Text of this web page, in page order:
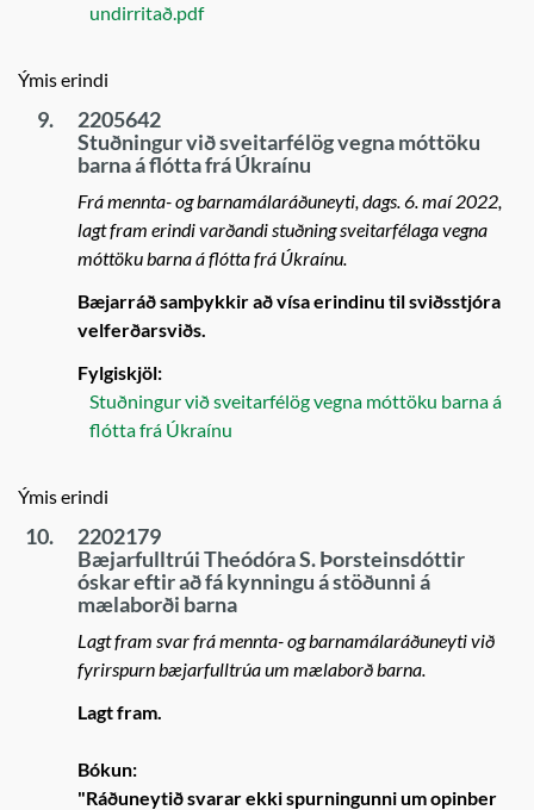
undirritað.pdf
Ýmis erindi
9.
2205642
Stuðningur við sveitarfélög vegna móttöku
barna á flótta frá Úkraínu
Frá mennta- og barnamálaráðuneyti, dags. 6. maí 2022,
lagt fram erindi varðandi stuðning sveitarfélaga vegna
móttöku barna á flótta frá Úkraínu.
Bæjarráð samþykkir að vísa erindinu til sviðsstjóra
velferðarsviðs.
Fylgiskjöl:
Stuðningur við sveitarfélög vegna móttöku barna á
flótta frá Úkraínu
Ýmis erindi
10.
2202179
Bæjarfulltrúi Theódóra S. Þorsteinsdóttir
óskar eftir að fá kynningu á stöðunni á
mælaborði barna
Lagt fram svar frá mennta- og barnamálaráðuneyti við
fyrirspurn bæjarfulltrúa um mælaborð barna.
Lagt fram.
Bókun:
"Ráðuneytið svarar ekki spurningunni um opinber